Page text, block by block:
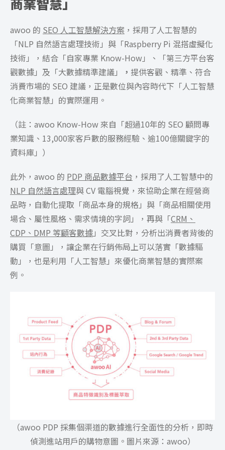
awoo 的 SEO 人工智慧解決方案 ，採用了人工智慧的
「NLP 自然語言處理技術」與「Raspberry Pi 混搭虛擬化
技術」，結合「自家專業 Know-How」、「第三方平台客
觀數據」及「大數據精準建議」
， 提供客觀、精準、符合
消費市場的 SEO 建議，正是數位與內容時代下「人工智慧
化商業智慧」的實際運用。
（註：awoo Know-How 來自「超過10年的 SEO 顧問專
業知識、13,000家客戶數的服務經驗、逾100億關鍵字的
資料庫」）
此外，awoo 的 PDP 商品數據平台 ，採用了人工智慧中的
NLP 自然語言處理與 CV 電腦視覺，來協助企業在經營商
品時，自動化提取「商品本身的規格」與「商品相關使用
場合、屬性風格、需求情境的字詞」，再與「CRM、
CDP、DMP 等顧客數據」交叉比對，分析出消費者背後的
購買「意圖」，讓企業在行銷佈局上可以落實「數據驅
動」，也是利用「人工智慧」來優化商業智慧的實際案
例。
（awoo PDP 採集個渠道的數據進行全面性的分析，即時
偵測進站用戶的購物意圖。圖片來源：awoo）